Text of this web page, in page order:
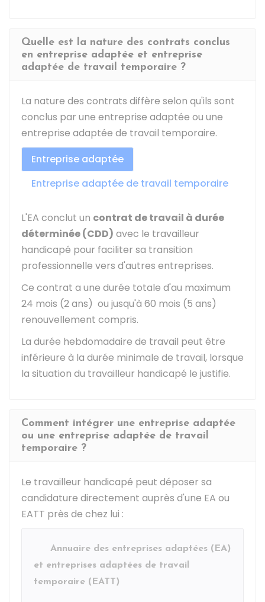
Quelle est la nature des contrats conclus
en entreprise adaptée et entreprise
adaptée de travail temporaire ?
La nature des contrats diffère selon qu'ils sont
conclus par une entreprise adaptée ou une
entreprise adaptée de travail temporaire.
Entreprise adaptée
Entreprise adaptée de travail temporaire
L'EA conclut un contrat de travail à durée
déterminée (CDD) avec le travailleur
handicapé pour faciliter sa transition
professionnelle vers d'autres entreprises.
Ce contrat a une durée totale d'au maximum
24 mois (2 ans) ou jusqu'à 60 mois (5 ans)
renouvellement compris.
La durée hebdomadaire de travail peut être
inférieure à la durée minimale de travail, lorsque
la situation du travailleur handicapé le justifie.
Comment intégrer une entreprise adaptée
ou une entreprise adaptée de travail
temporaire ?
Le travailleur handicapé peut déposer sa
candidature directement auprès d'une EA ou
EATT près de chez lui :
Annuaire des entreprises adaptées (EA)
et entreprises adaptées de travail
temporaire (EATT)